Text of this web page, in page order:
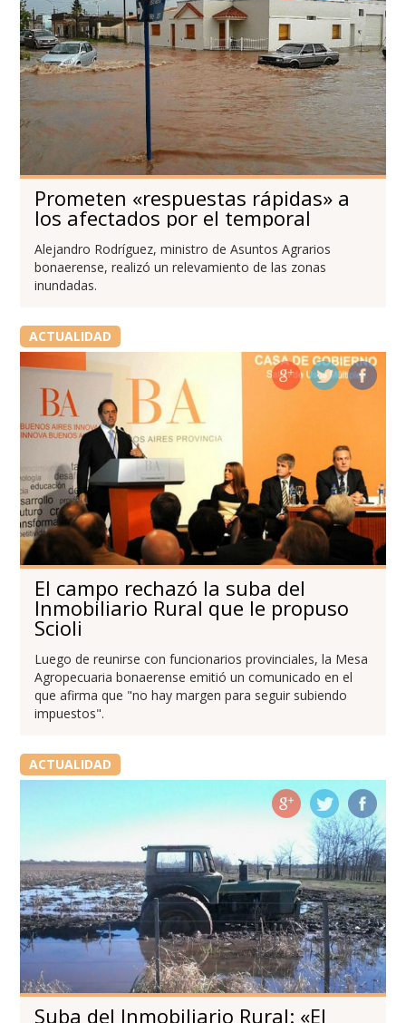
Prometen «respuestas rápidas» a
los afectados por el temporal
Alejandro Rodríguez, ministro de Asuntos Agrarios
bonaerense, realizó un relevamiento de las zonas
inundadas.
ACTUALIDAD
El campo rechazó la suba del
Inmobiliario Rural que le propuso
Scioli
Luego de reunirse con funcionarios provinciales, la Mesa
Agropecuaria bonaerense emitió un comunicado en el
que afirma que "no hay margen para seguir subiendo
impuestos".
ACTUALIDAD
Suba del Inmobiliario Rural: «El